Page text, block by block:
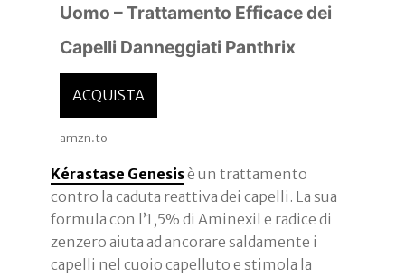
Uomo – Trattamento Efficace dei
Capelli Danneggiati Panthrix
ACQUISTA
amzn.to
Kérastase Genesisè un trattamento
contro la caduta reattiva dei capelli. La sua
formula con l’1,5% di Aminexil e radice di
zenzero aiuta ad ancorare saldamente i
capelli nel cuoio capelluto e stimola la